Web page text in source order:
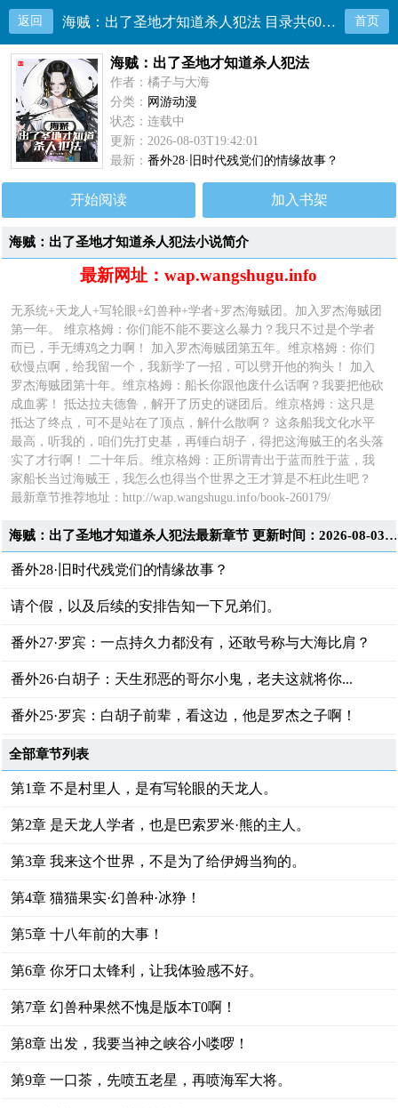
返回 海贼：出了圣地才知道杀人犯法 目录共600章 首页
海贼：出了圣地才知道杀人犯法
作者：橘子与大海
分类： 网游动漫
状态：连载中
更新：2026-08-03T19:42:01
最新：番外28·旧时代残党们的情缘故事？
开始阅读 加入书架
海贼：出了圣地才知道杀人犯法小说简介
最新网址：wap.wangshugu.info
无系统+天龙人+写轮眼+幻兽种+学者+罗杰海贼团。加入罗杰海贼团
第一年。 维京格姆：你们能不能不要这么暴力？我只不过是个学者
而已，手无缚鸡之力啊！ 加入罗杰海贼团第五年。维京格姆：你们
砍慢点啊，给我留一个，我新学了一招，可以劈开他的狗头！ 加入
罗杰海贼团第十年。维京格姆：船长你跟他废什么话啊？我要把他砍
成血雾！ 抵达拉夫德鲁，解开了历史的谜团后。维京格姆：这只是
抵达了终点，可不是站在了顶点，解什么散啊？ 这条船我文化水平
最高，听我的，咱们先打史基，再锤白胡子，得把这海贼王的名头落
实了才行啊！ 二十年后。维京格姆：正所谓青出于蓝而胜于蓝，我
家船长当过海贼王，我怎么也得当个世界之王才算是不枉此生吧？
最新章节推荐地址：http://wap.wangshugu.info/book-260179/
海贼：出了圣地才知道杀人犯法最新章节 更新时间：2026-08-03T19:42:01
番外28·旧时代残党们的情缘故事？
请个假，以及后续的安排告知一下兄弟们。
番外27·罗宾：一点持久力都没有，还敢号称与大海比肩？
番外26·白胡子：天生邪恶的哥尔小鬼，老夫这就将你...
番外25·罗宾：白胡子前辈，看这边，他是罗杰之子啊！
全部章节列表
第1章 不是村里人，是有写轮眼的天龙人。
第2章 是天龙人学者，也是巴索罗米·熊的主人。
第3章 我来这个世界，不是为了给伊姆当狗的。
第4章 猫猫果实·幻兽种·冰狰！
第5章 十八年前的大事！
第6章 你牙口太锋利，让我体验感不好。
第7章 幻兽种果然不愧是版本T0啊！
第8章 出发，我要当神之峡谷小喽啰！
第9章 一口茶，先喷五老星，再喷海军大将。